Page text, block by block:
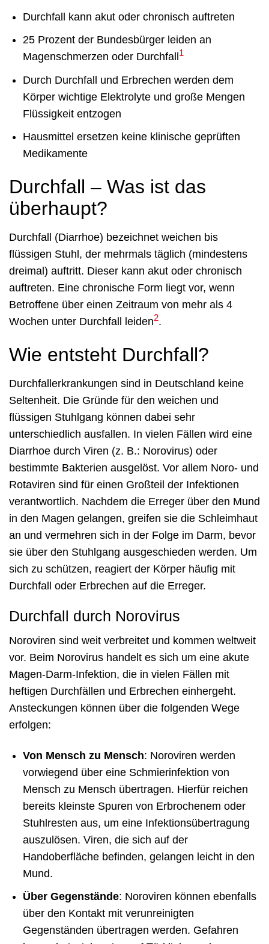
Durchfall kann akut oder chronisch auftreten
25 Prozent der Bundesbürger leiden an
Magenschmerzen oder Durchfall 1
Durch Durchfall und Erbrechen werden dem
Körper wichtige Elektrolyte und große Mengen
Flüssigkeit entzogen
Hausmittel ersetzen keine klinische geprüften
Medikamente
Durchfall – Was ist das
überhaupt?
Durchfall (Diarrhoe) bezeichnet weichen bis
flüssigen Stuhl, der mehrmals täglich (mindestens
dreimal) auftritt. Dieser kann akut oder chronisch
auftreten. Eine chronische Form liegt vor, wenn
Betroffene über einen Zeitraum von mehr als 4
Wochen unter Durchfall leiden2.
Wie entsteht Durchfall?
Durchfallerkrankungen sind in Deutschland keine
Seltenheit. Die Gründe für den weichen und
flüssigen Stuhlgang können dabei sehr
unterschiedlich ausfallen. In vielen Fällen wird eine
Diarrhoe durch Viren (z. B.: Norovirus) oder
bestimmte Bakterien ausgelöst. Vor allem Noro- und
Rotaviren sind für einen Großteil der Infektionen
verantwortlich. Nachdem die Erreger über den Mund
in den Magen gelangen, greifen sie die Schleimhaut
an und vermehren sich in der Folge im Darm, bevor
sie über den Stuhlgang ausgeschieden werden. Um
sich zu schützen, reagiert der Körper häufig mit
Durchfall oder Erbrechen auf die Erreger.
Durchfall durch Norovirus
Noroviren sind weit verbreitet und kommen weltweit
vor. Beim Norovirus handelt es sich um eine akute
Magen-Darm-Infektion, die in vielen Fällen mit
heftigen Durchfällen und Erbrechen einhergeht.
Ansteckungen können über die folgenden Wege
erfolgen:
Von Mensch zu Mensch: Noroviren werden
vorwiegend über eine Schmierinfektion von
Mensch zu Mensch übertragen. Hierfür reichen
bereits kleinste Spuren von Erbrochenem oder
Stuhlresten aus, um eine Infektionsübertragung
auszulösen. Viren, die sich auf der
Handoberfläche befinden, gelangen leicht in den
Mund.
Über Gegenstände: Noroviren können ebenfalls
über den Kontakt mit verunreinigten
Gegenständen übertragen werden. Gefahren